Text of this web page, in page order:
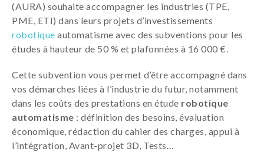
(AURA) souhaite accompagner les industries (TPE,
PME, ETI) dans leurs projets d’investissements
robotique automatisme avec des subventions pour les
études à hauteur de 50 % et plafonnées à 16 000 €.
Cette subvention vous permet d’être accompagné dans
vos démarches liées à l’industrie du futur, notamment
dans les coûts des prestations en étude robotique
automatisme : définition des besoins, évaluation
économique, rédaction du cahier des charges, appui à
l’intégration, Avant-projet 3D, Tests…